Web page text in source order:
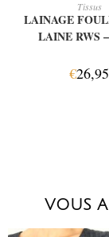
Tissus
LAINAGE
LAINE RWS
€26,95
VOUS